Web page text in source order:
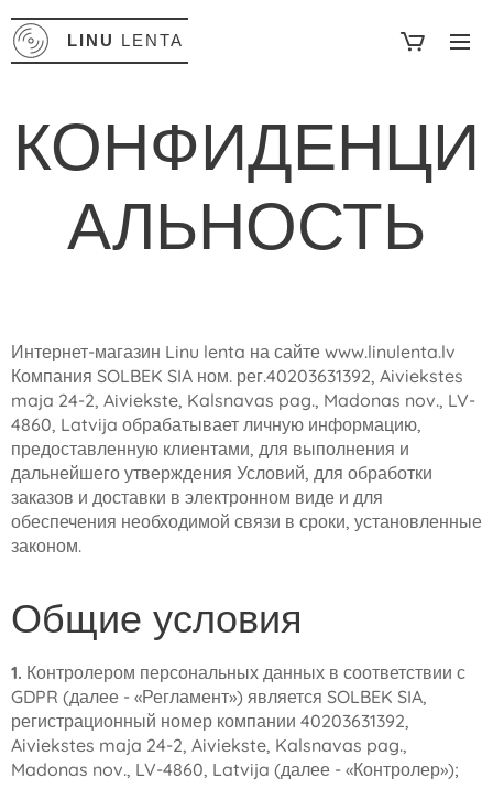
LINU LENTA
КОНФИДЕНЦИ
АЛЬНОСТЬ
Интернет-магазин Linu lenta на сайте www.linulenta.lv
Компания SOLBEK SIA ном. рег.40203631392, Aiviekstes
maja 24-2, Aiviekste, Kalsnavas pag., Madonas nov., LV-
4860, Latvija обрабатывает личную информацию,
предоставленную клиентами, для выполнения и
дальнейшего утверждения Условий, для обработки
заказов и доставки в электронном виде и для
обеспечения необходимой связи в сроки, установленные
законом.
Общие условия
1. Контролером персональных данных в соответствии с
GDPR (далее - «Регламент») является SOLBEK SIA,
регистрационный номер компании 40203631392,
Aiviekstes maja 24-2, Aiviekste, Kalsnavas pag.,
Madonas nov., LV-4860, Latvija (далее - «Контролер»);